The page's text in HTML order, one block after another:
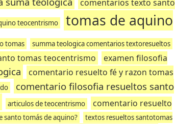
comentarios texto santo
teocentrismo
tomas de aquino
tomas summa teologica comentarios textoresueltos
tomas teocentrismo
examen filosofia
comentario resuelto fé y razon tomas
comentario filosofia resueltos santo
articulos de teocentrismo
comentario resuelto
santo tomás de aquino? textos resueltos santotomas